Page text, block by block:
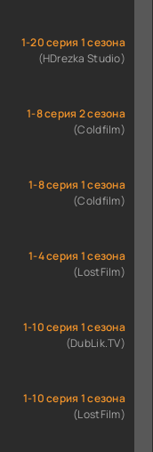
1-20 серия 1 сезона
(HDrezka Studio)
1-8 серия 2 сезона
(Coldfilm)
1-8 серия 1 сезона
(Coldfilm)
1-4 серия 1 сезона
(LostFilm)
1-10 серия 1 сезона
(DubLik.TV)
1-10 серия 1 сезона
(LostFilm)